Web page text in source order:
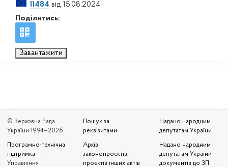
11484 від 15.08.2024
Поділитись:
Завантажити
© Верховна Рада
України 1994—2026
Програмно-технічна
підтримка —
Управління
Пошук за
реквізитами
Архів
законопроєктів,
проєктів інших актів
Надано народним
депутатам України
Надано народним
депутатам України
документів до ЗП